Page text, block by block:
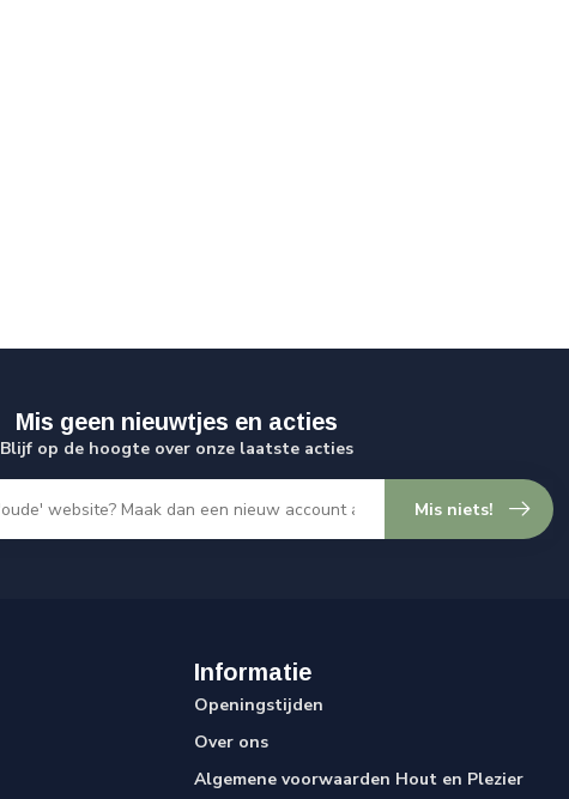
Mis geen nieuwtjes en acties
Blijf op de hoogte over onze laatste acties
Mis niets!
Informatie
Openingstijden
Over ons
Algemene voorwaarden Hout en Plezier